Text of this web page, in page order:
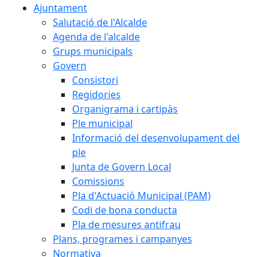
Ajuntament
Salutació de l'Alcalde
Agenda de l'alcalde
Grups municipals
Govern
Consistori
Regidories
Organigrama i cartipàs
Ple municipal
Informació del desenvolupament del
ple
Junta de Govern Local
Comissions
Pla d'Actuació Municipal (PAM)
Codi de bona conducta
Pla de mesures antifrau
Plans, programes i campanyes
Normativa